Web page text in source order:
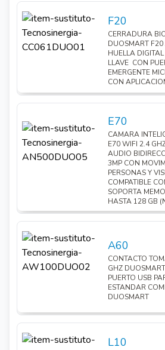
funcione; el dispositivo trae
fisica también, además se
WiFi de 2.4 GHz (NO ACEPTA
Puede configurarse con otro
unidades para generar la
simplemente programando una
apartado de inteligencia.
Características
Voltaje 100 - 250 VCA
Potencia de carga 500 watts
incandescentes, 150 watts
WiFi 2.4 GHz
operación
F20
CERRADURA
DUOSMART F20
HUELLA
LLAVE CON
EMERGENTE
CON
E70
CAMARA
E70 WIFI 2.4
AUDIO
3MP CON
PERSONAS Y
COMPATIBLE
SOPORTA
HASTA 128 GB
A60
CONTACTO
GHZ
PUERTO USB
ESTANDAR
DUOSMART
L10